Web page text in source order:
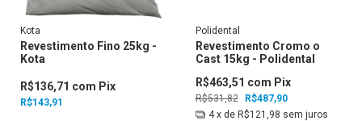
Kota
Revestimento Fino 25kg -
Kota
R$143,91
R$136,71 com Pix
Polidental
Revestimento Cromo o
Cast 15kg - Polidental
R$531,82 R$487,90
R$463,51 com Pix
4 x de R$121,98 sem juros